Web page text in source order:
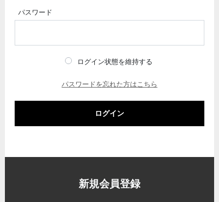
パスワード
ログイン状態を維持する
パスワードを忘れた方はこちら
ログイン
新規会員登録